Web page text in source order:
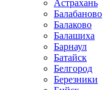
Астрахань
Балабаново
Балаково
Балашиха
Барнаул
Батайск
Белгород
Березники